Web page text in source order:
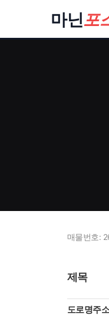
마닌포
매물번호:
제목
도로명주